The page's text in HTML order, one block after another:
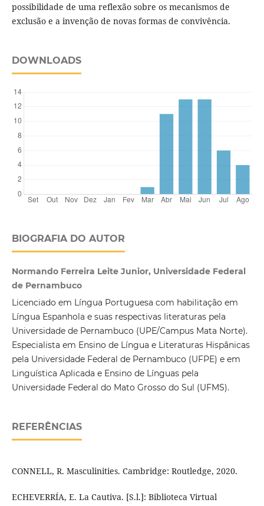
possibilidade de uma reflexão sobre os mecanismos de
exclusão e a invenção de novas formas de convivência.
DOWNLOADS
BIOGRAFIA DO AUTOR
Normando Ferreira Leite Junior, Universidade Federal
de Pernambuco
Licenciado em Língua Portuguesa com habilitação em
Língua Espanhola e suas respectivas literaturas pela
Universidade de Pernambuco (UPE/Campus Mata Norte).
Especialista em Ensino de Língua e Literaturas Hispânicas
pela Universidade Federal de Pernambuco (UFPE) e em
Linguística Aplicada e Ensino de Línguas pela
Universidade Federal do Mato Grosso do Sul (UFMS).
REFERÊNCIAS
CONNELL, R. Masculinities. Cambridge: Routledge, 2020.
ECHEVERRÍA, E. La Cautiva. [S.l.]: Biblioteca Virtual